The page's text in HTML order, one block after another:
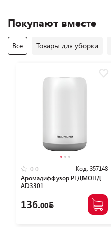
Покупают вместе
Все Товары для уборки
0.0 Код: 357148
Аромадиффузор РЕДМОНД
AD3301
136.00